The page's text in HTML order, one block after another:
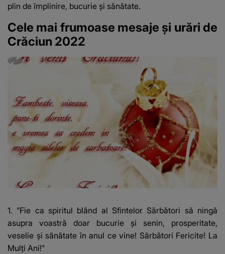
plin de împlinire, bucurie și sănătate.
Cele mai frumoase mesaje și urări de
Crăciun 2022
1. ”Fie ca spiritul blând al Sfintelor Sărbători să ningă
asupra voastră doar bucurie şi senin, prosperitate,
veselie şi sănătate în anul ce vine! Sărbători Fericite! La
Mulţi Ani!”